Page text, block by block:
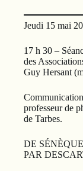
Jeudi 15 mai
17 h 30 –
des
Guy Hersant
professeur de
de Tarbes.
DE
PAR